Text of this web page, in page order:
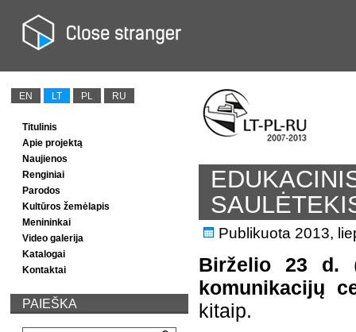
EN LT PL RU
Titulinis
Apie projektą
Naujienos
Renginiai
Parodos
Kultūros žemėlapis
Menininkai
Video galerija
Katalogai
Kontaktai
PAIEŠKA
Publikuota 2013,
Birželio 23 d.
komunikacijų
kitaip.